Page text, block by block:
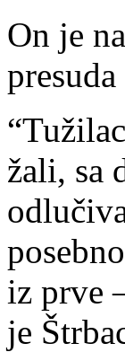
On je
žali, sa
iz prve
je